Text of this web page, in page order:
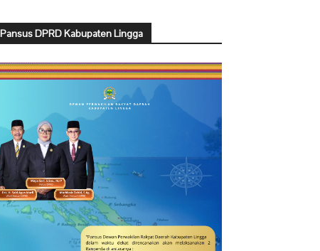
Pansus DPRD Kabupaten Lingga